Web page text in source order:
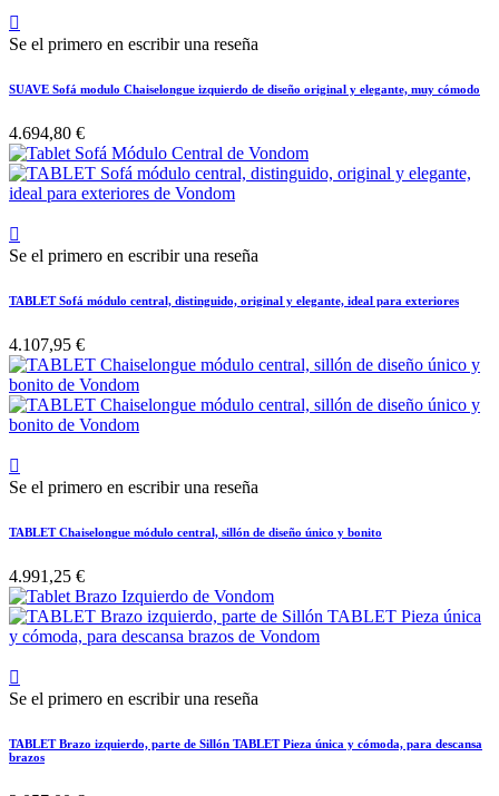

Se el primero en escribir una reseña
SUAVE Sofá modulo Chaiselongue izquierdo de diseño original y elegante, muy cómodo
4.694,80 €

Se el primero en escribir una reseña
TABLET Sofá módulo central, distinguido, original y elegante, ideal para exteriores
4.107,95 €

Se el primero en escribir una reseña
TABLET Chaiselongue módulo central, sillón de diseño único y bonito
4.991,25 €

Se el primero en escribir una reseña
TABLET Brazo izquierdo, parte de Sillón TABLET Pieza única y cómoda, para descansa
brazos